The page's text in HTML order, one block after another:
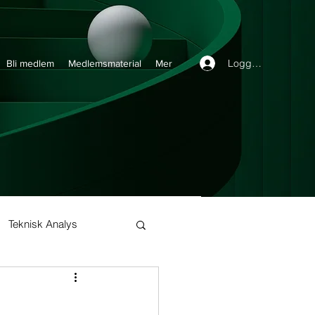
Teknisk Analys
Buy and Hold
Bli medlem Medlemsmaterial Mer Logga in